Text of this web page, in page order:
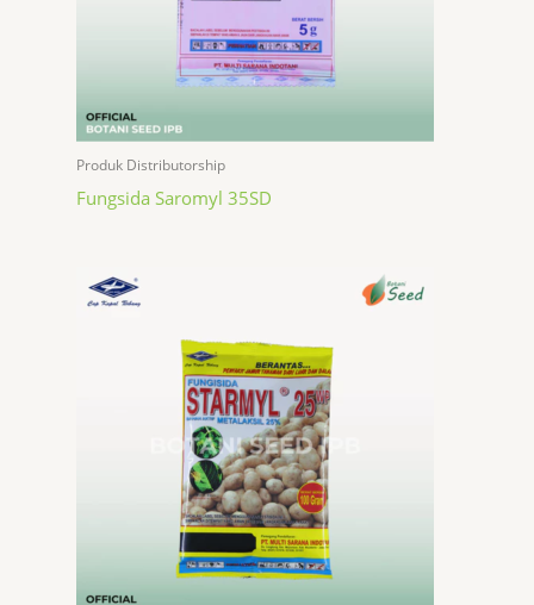
Produk Distributorship
Fungsida Saromyl 35SD